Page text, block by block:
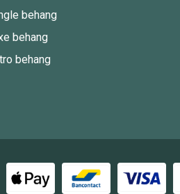
behang
behang
behang